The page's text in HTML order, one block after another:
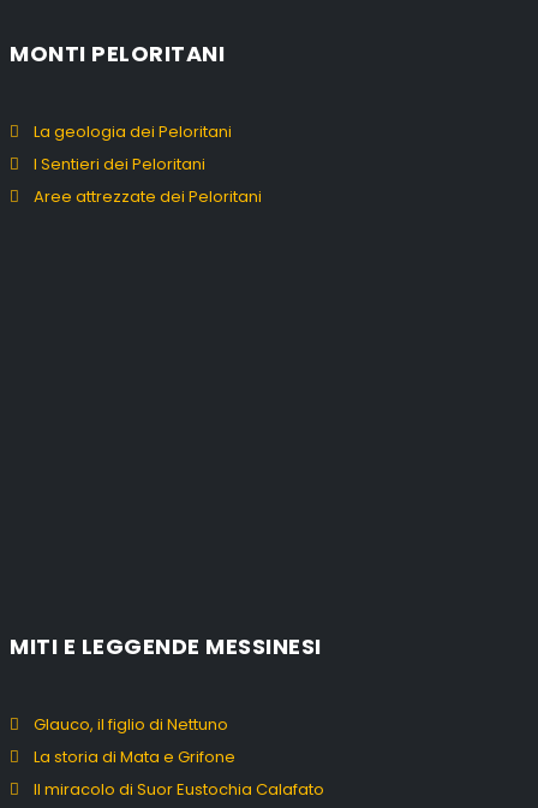
MONTI PELORITANI
La geologia dei Peloritani
I Sentieri dei Peloritani
Aree attrezzate dei Peloritani
MITI E LEGGENDE MESSINESI
Glauco, il figlio di Nettuno
La storia di Mata e Grifone
Il miracolo di Suor Eustochia Calafato